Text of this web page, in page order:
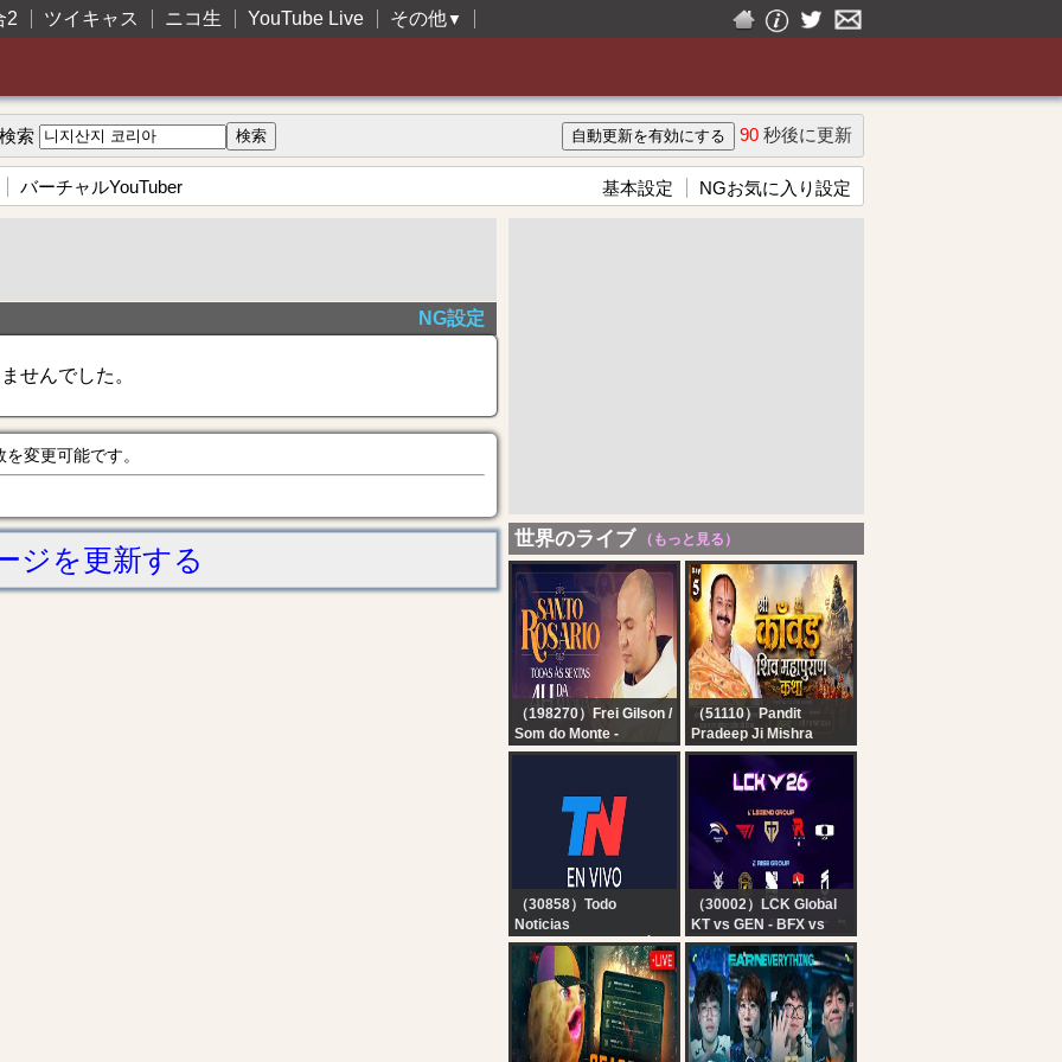
2 ツイキャス ニコ生 YouTube Live その他▼
検索 90 秒後に更新
バーチャルYouTuber 基本設定 NGお気に入り設定
NG設定
せんでした。
変更可能です。
ジを更新する
世界のライブ （もっと見る）
（198270）Frei Gilson /
Som do Monte -
OFICIAL
feira | 04:00 |
07/08/2026 | Live Ao
（51110）Pandit
Pradeep Ji Mishra
Sehore Wale
Day-05| श्री काँवड़ शिव
महापुराण कथा | पूज्य पंडित
प्रदीप जी मिश्रा | सीहोर,मध्य
प्रदेश#shivpuran #om
（30858）Todo
Noticias
TN EN VIVO - SEGUÍ LA
TRANSMISIÓN EN VIVO
DE TODO NOTICIAS
（30002）LCK Global
KT vs GEN - BFX vs
BRO | 2026 LCK